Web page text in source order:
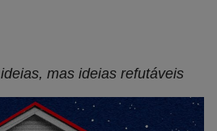
mas ideias refutáveis